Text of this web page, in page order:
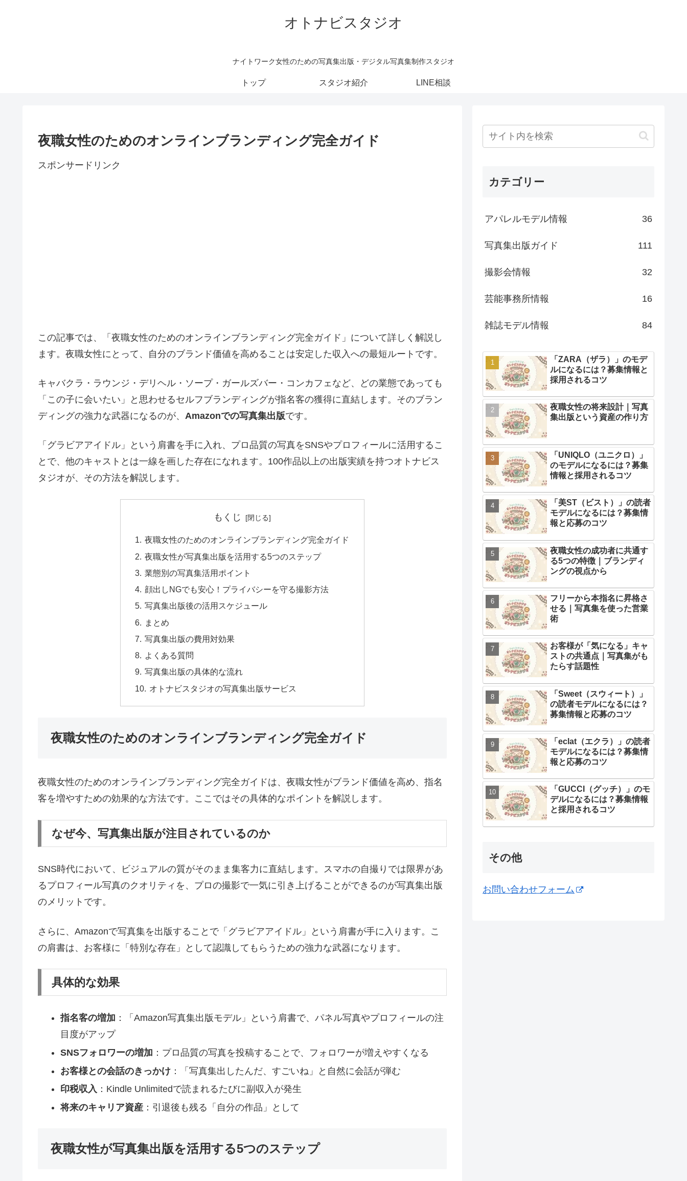
オトナビスタジオ
ナイトワーク女性のための写真集出版・デジタル写真集制作スタジオ
トップ スタジオ紹介 LINE相談
夜職女性のためのオンラインブランディング完全ガイド
スポンサードリンク
この記事では、「夜職女性のためのオンラインブランディング完全ガイド」について詳しく解説し
ます。夜職女性にとって、自分のブランド価値を高めることは安定した収入への最短ルートです。
キャバクラ・ラウンジ・デリヘル・ソープ・ガールズバー・コンカフェなど、どの業態であっても
「この子に会いたい」と思わせるセルフブランディングが指名客の獲得に直結します。そのブラン
ディングの強力な武器になるのが、 Amazonでの写真集出版です。
「グラビアアイドル」という肩書を手に入れ、プロ品質の写真をSNSやプロフィールに活用するこ
とで、他のキャストとは一線を画した存在になれます。100作品以上の出版実績を持つオトナビス
タジオが、その方法を解説します。
もくじ
夜職女性のためのオンラインブランディング完全ガイド
夜職女性が写真集出版を活用する5つのステップ
業態別の写真集活用ポイント
顔出しNGでも安心！プライバシーを守る撮影方法
写真集出版後の活用スケジュール
まとめ
写真集出版の費用対効果
よくある質問
写真集出版の具体的な流れ
オトナビスタジオの写真集出版サービス
夜職女性のためのオンラインブランディング完全ガイド
夜職女性のためのオンラインブランディング完全ガイドは、夜職女性がブランド価値を高め、指名
客を増やすための効果的な方法です。ここではその具体的なポイントを解説します。
なぜ今、写真集出版が注目されているのか
SNS時代において、ビジュアルの質がそのまま集客力に直結します。スマホの自撮りでは限界があ
るプロフィール写真のクオリティを、プロの撮影で一気に引き上げることができるのが写真集出版
のメリットです。
さらに、Amazonで写真集を出版することで「グラビアアイドル」という肩書が手に入ります。こ
の肩書は、お客様に「特別な存在」として認識してもらうための強力な武器になります。
具体的な効果
指名客の増加 ：「Amazon写真集出版モデル」という肩書で、パネル写真やプロフィールの注
目度がアップ
SNSフォロワーの増加 ：プロ品質の写真を投稿することで、フォロワーが増えやすくなる
お客様との会話のきっかけ：「写真集出したんだ、すごいね」と自然に会話が弾む
印税収入 ：Kindle Unlimitedで読まれるたびに副収入が発生
将来のキャリア資産：引退後も残る「自分の作品」として
夜職女性が写真集出版を活用する5つのステップ
カテゴリー
アパレルモデル情報 36
写真集出版ガイド 111
撮影会情報 32
芸能事務所情報 16
雑誌モデル情報 84
「ZARA（ザラ）」のモデ
ルになるには？募集情報と
採用されるコツ
夜職女性の将来設計｜写真
集出版という資産の作り方
「UNIQLO（ユニクロ）」
のモデルになるには？募集
情報と採用されるコツ
「美ST（ビスト）」の読者
モデルになるには？募集情
報と応募のコツ
夜職女性の成功者に共通す
る5つの特徴｜ブランディ
ングの視点から
フリーから本指名に昇格さ
せる｜写真集を使った営業
術
お客様が「気になる」キャ
ストの共通点｜写真集がも
たらす話題性
「Sweet（スウィート）」
の読者モデルになるには？
募集情報と応募のコツ
「eclat（エクラ）」の読者
モデルになるには？募集情
報と応募のコツ
「GUCCI（グッチ）」のモ
デルになるには？募集情報
と採用されるコツ
その他
お問い合わせフォーム